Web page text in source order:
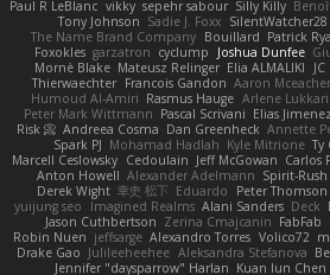
Paul R LeBlanc vikky sepehr sabour Silly Killy
Tony Johnson Sadie J. Foxx SilentWatcher28
The Name Brand Company Bouillard Patrick
Foxokles garzatron cyclump Joshua Dunfee
Mornè Blake Mateusz Relinger Elia ALMALIKI JC
Thierwaechter Francois Gandon Aaron
Humoud Al-Amiri Rasmus Hauge Arlene
Peter Mark Wittmann Pascal Scrivani Elias Jimenez
Risk 📀 Andreea Cosma Dan Greenheck Annette
Spark PJ Mohamad Hadlah Kyle Mitrione Ty
Marcell Ceslowsky Cedoulain Jeff McGowan Carlos
Anton Howell Alexander Adelmann Spirit-Rush
Derek Wight 幸史 松下 Eduardo Peter Thomson
yuijung seo
Imagined Realms Alani Sanders Deck
Jason Cuthbertson Zerina Cmajcanin FabFab
Robin Nuen jeffsarge Alexandro Torres Volico72
Drake Gao Julileeheehee Aleksandra Stefanova
Jennifer "daysparrow" Harlan Kuan lun Chen